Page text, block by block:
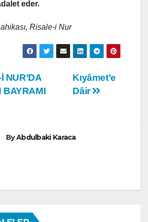
eder.
Risale-i Nur
Kıyâmet’e
Dâir
NUR’DA
BAYRAMI
ByAbdulbaki Karaca